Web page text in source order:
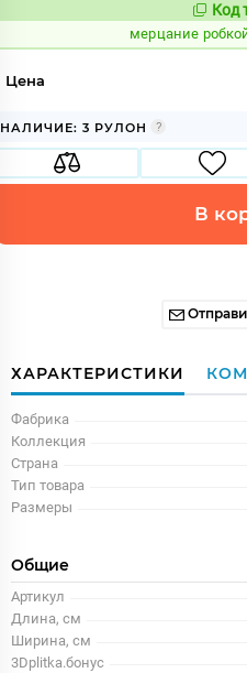
Код
мерцание
Цена
НАЛИЧИЕ: 3 РУЛОН
В
ХАРАКТЕРИСТИКИ
Фабрика
Коллекция
Страна
Тип товара
Размеры
Общие
Артикул
Длина, см
Ширина, см
3Dplitka.бонус